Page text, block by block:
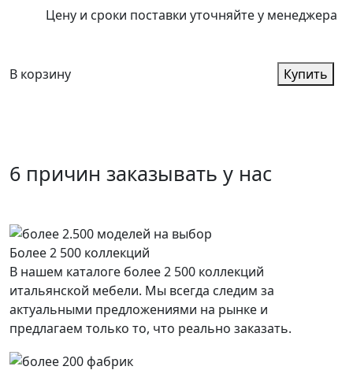
Цену и сроки поставки уточняйте у менеджера
В корзину Купить
6 причин заказывать у нас
Более 2 500 коллекций
В нашем каталоге более 2 500 коллекций
итальянской мебели. Мы всегда следим за
актуальными предложениями на рынке и
предлагаем только то, что реально заказать.